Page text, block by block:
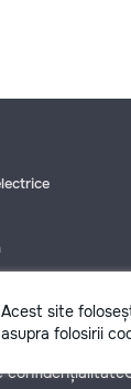
Acest site
asupra folosirii
confidențialitate